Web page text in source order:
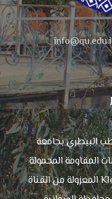
البيطري بجامعة
المقاومة المحمولة
بواسطة Klebsiella Pneumoniae المعزولة من القناة